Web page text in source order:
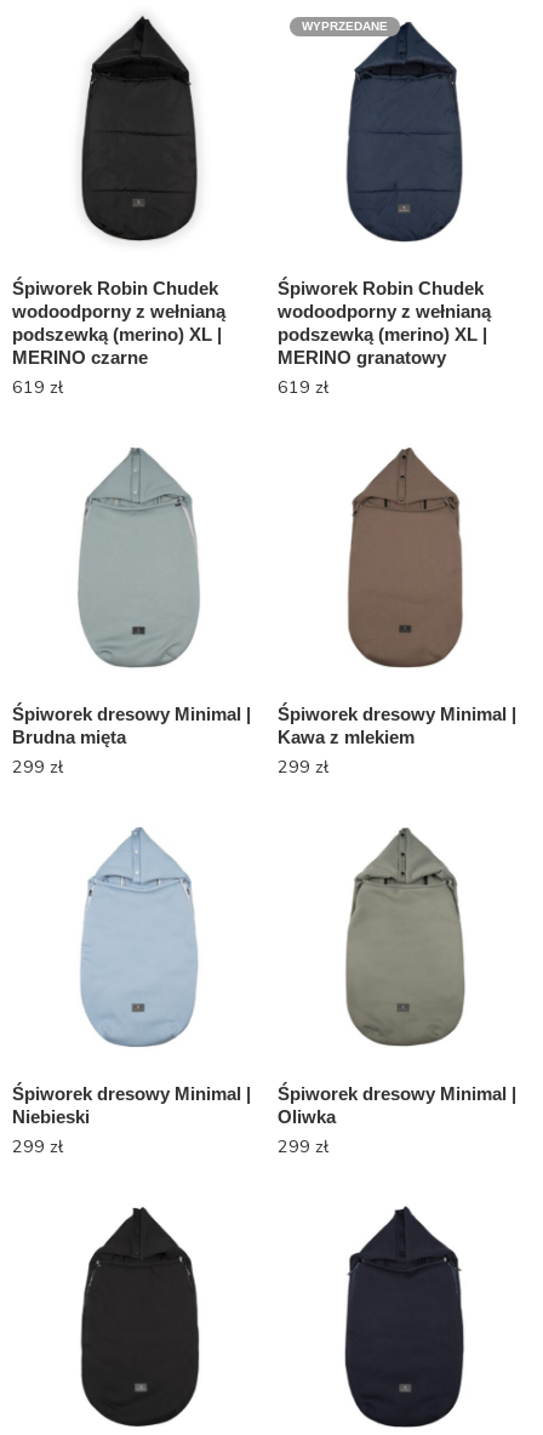
Śpiworek Robin Chudek
wodoodporny z wełnianą
podszewką (merino) XL |
MERINO czarne
619 zł
WYPRZEDANE
Śpiworek Robin Chudek
wodoodporny z wełnianą
podszewką (merino) XL |
MERINO granatowy
619 zł
Śpiworek dresowy Minimal |
Brudna mięta
299 zł
Śpiworek dresowy Minimal |
Kawa z mlekiem
299 zł
Śpiworek dresowy Minimal |
Niebieski
299 zł
Śpiworek dresowy Minimal |
Oliwka
299 zł